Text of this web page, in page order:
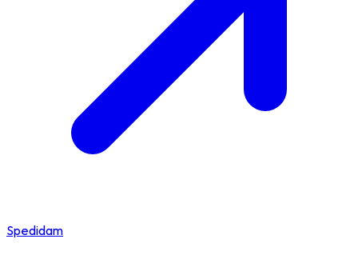
Spedidam